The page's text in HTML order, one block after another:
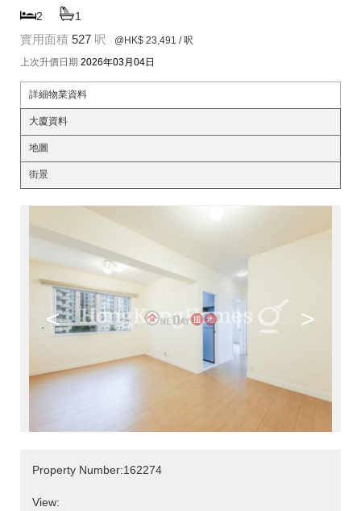
2 1
實用面積 527 呎 @HK$ 23,491 / 呎
上次升價日期 2026年03月04日
詳細物業資料
大廈資料
地圖
街景
< >
Property Number:162274
View: